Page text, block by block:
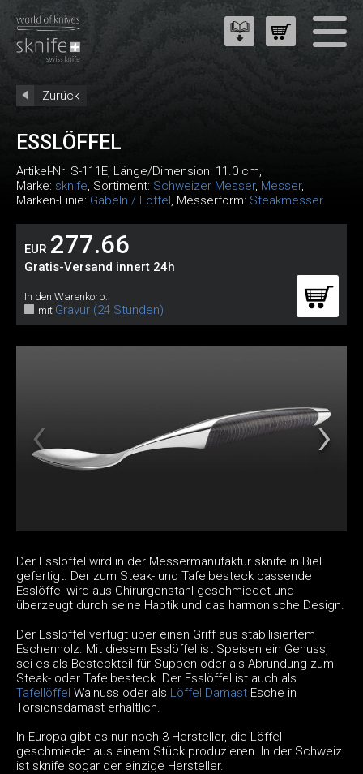
Zurück
ESSLÖFFEL
Artikel-Nr: S-111E, Länge/Dimension: 11.0 cm,
Marke: sknife, Sortiment: Schweizer Messer, Messer,
Marken-Linie: Gabeln / Löffel, Messerform: Steakmesser
EUR 277.66
Gratis-Versand innert 24h
In den Warenkorb:
mit Gravur (24 Stunden)
Der Esslöffel wird in der Messermanufaktur sknife in Biel
gefertigt. Der zum Steak- und Tafelbesteck passende
Esslöffel wird aus Chirurgenstahl geschmiedet und
überzeugt durch seine Haptik und das harmonische Design.
Der Esslöffel verfügt über einen Griff aus stabilisiertem
Eschenholz. Mit diesem Esslöffel ist Speisen ein Genuss,
sei es als Besteckteil für Suppen oder als Abrundung zum
Steak- oder Tafelbesteck. Der Esslöffel ist auch als
Tafellöffel Walnuss oder als Löffel Damast Esche in
Torsionsdamast erhältlich.
In Europa gibt es nur noch 3 Hersteller, die Löffel
geschmiedet aus einem Stück produzieren. In der Schweiz
ist sknife sogar der einzige Hersteller.